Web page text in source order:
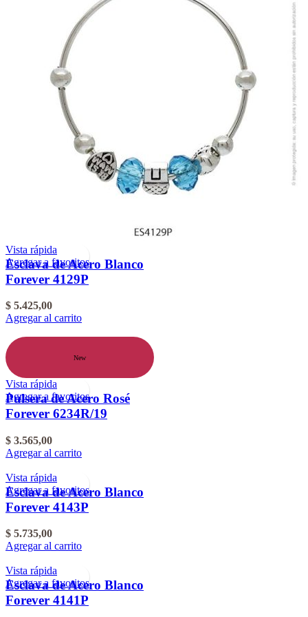
Vista rápida
Agregar a favoritos
Esclava de Acero Blanco
Forever 4129P
$ 5.425,00
Agregar al carrito
New
Vista rápida
Agregar a favoritos
Pulsera de Acero Rosé
Forever 6234R/19
$ 3.565,00
Agregar al carrito
Vista rápida
Agregar a favoritos
Esclava de Acero Blanco
Forever 4143P
$ 5.735,00
Agregar al carrito
Vista rápida
Agregar a favoritos
Esclava de Acero Blanco
Forever 4141P